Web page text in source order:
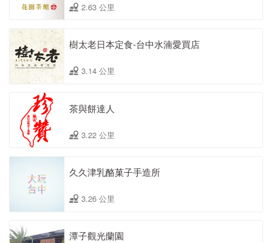
2.63 公里
樹太老日本定食-台中水湳愛買店
3.14 公里
茶與餅達人
3.22 公里
久久津乳酪菓子手造所
3.26 公里
潭子觀光蘭園